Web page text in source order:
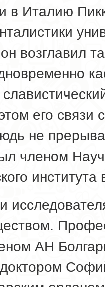
в Италию
возглавил
его связи
не
членом
АН